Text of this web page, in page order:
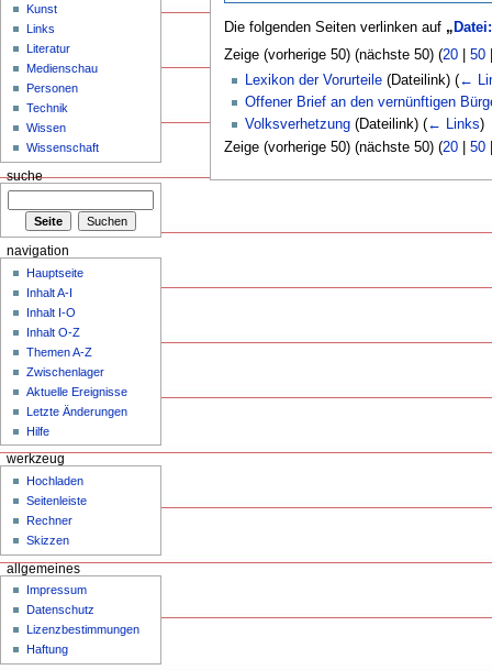
Die folgenden Seiten verlinken auf „
Zeige (vorherige 50) (nächste 50) (20 |50
Lexikon der Vorurteile (Dateilink)(←
Offener Brief an den vernünftigen
Volksverhetzung (Dateilink)(← Links)
Zeige (vorherige 50) (nächste 50) (20 |50
Kunst
Links
Literatur
Medienschau
Personen
Technik
Wissen
Wissenschaft
suche
navigation
Hauptseite
Inhalt A-I
Inhalt I-O
Inhalt O-Z
Themen A-Z
Zwischenlager
Aktuelle Ereignisse
Letzte Änderungen
Hilfe
werkzeug
Hochladen
Seitenleiste
Rechner
Skizzen
allgemeines
Impressum
Datenschutz
Lizenzbestimmungen
Haftung